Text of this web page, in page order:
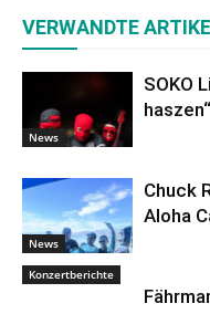
VERWANDTE
News
SOKO
News
Chuck
Aloha
Konzertberichte